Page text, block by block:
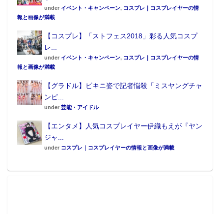
under イベント・キャンペーン, コスプレ｜コスプレイヤーの情
報と画像が満載
【コスプレ】「ストフェス2018」彩る人気コスプ
レ...
under イベント・キャンペーン, コスプレ｜コスプレイヤーの情
報と画像が満載
【グラドル】ビキニ姿で記者悩殺「ミスヤングチャ
ンピ...
under 芸能・アイドル
【エンタメ】人気コスプレイヤー伊織もえが『ヤン
ジャ...
under コスプレ｜コスプレイヤーの情報と画像が満載